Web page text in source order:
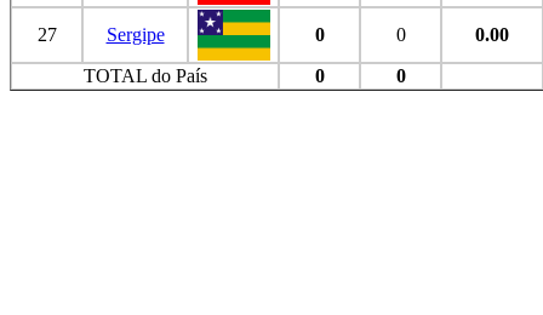
27 Sergipe 0 0
0.00
TOTAL do País
0 0